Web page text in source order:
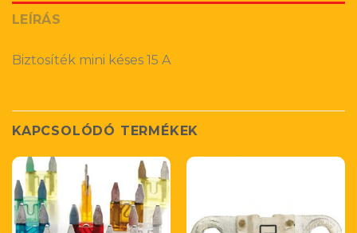
LEÍRÁS
Biztosíték mini késes 15 A
KAPCSOLÓDÓ TERMÉKEK